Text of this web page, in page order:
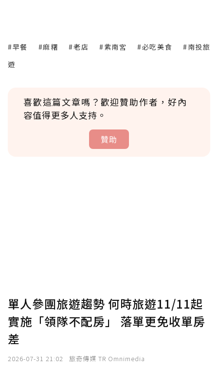
#早餐 #麻糬 #老店 #紫南宮 #必吃美食
#南投旅
遊
喜歡這篇文章嗎？歡迎贊助作者，好內
容值得更多人支持。
贊助
確認送出
單人參團旅遊趨勢 何時旅遊11/11起
實施「領隊不配房」 落單更免收單房
差
2026-07-31 21:02 旅奇傳媒 TR Omnimedia